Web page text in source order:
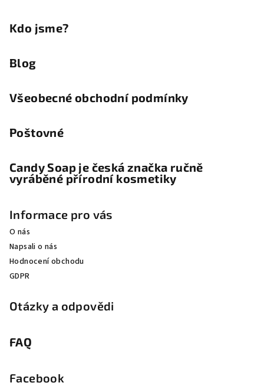
Kdo jsme?
Blog
Všeobecné obchodní podmínky
Poštovné
Candy Soap je česká značka ručně
vyráběné přírodní kosmetiky
Informace pro vás
O nás
Napsali o nás
Hodnocení obchodu
GDPR
Otázky a odpovědi
FAQ
Facebook